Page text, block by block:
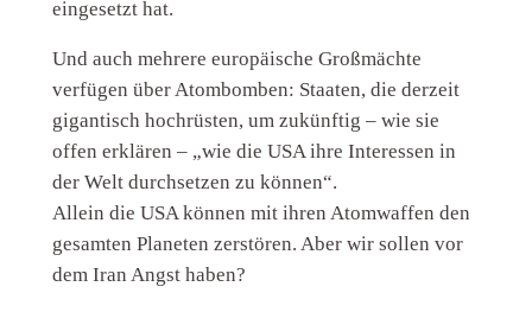
eingesetzt hat.
Und auch mehrere europäische Großmächte
verfügen über Atombomben: Staaten, die derzeit
gigantisch hochrüsten, um zukünftig – wie sie
offen erklären – „wie die USA ihre Interessen in
der Welt durchsetzen zu können“.
Allein die USA können mit ihren Atomwaffen den
gesamten Planeten zerstören. Aber wir sollen vor
dem Iran Angst haben?